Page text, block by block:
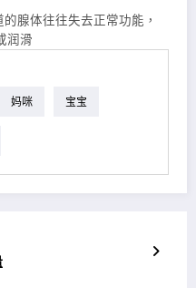
腺体往往失去正常功能，
润滑
妈咪 宝宝